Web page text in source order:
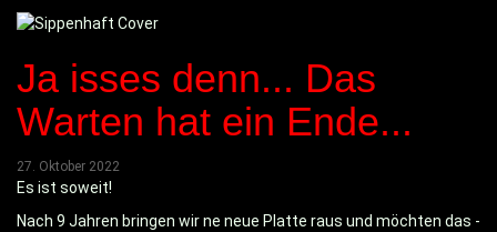
Ja isses denn... Das
Warten hat ein Ende...
27. Oktober 2022
Es ist soweit!
Nach 9 Jahren bringen wir ne neue Platte raus und möchten das -